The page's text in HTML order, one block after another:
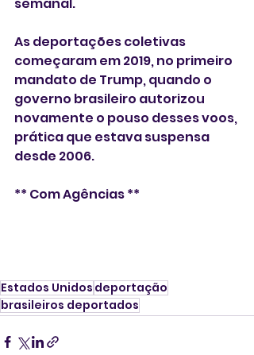
semanal.
As deportações coletivas
começaram em 2019, no primeiro
mandato de Trump, quando o
governo brasileiro autorizou
novamente o pouso desses voos,
prática que estava suspensa
desde 2006.
** Com Agências **
Estados Unidos deportação
brasileiros deportados